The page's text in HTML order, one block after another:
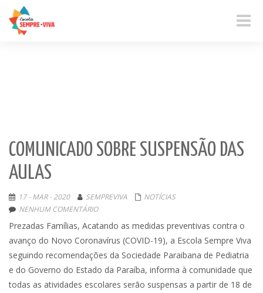
Toggle
COMUNICADO SOBRE SUSPENSÃO DAS
AULAS
17 - MAR - 2020 SEMPREVIVA
NOTÍCIAS
NENHUM COMENTÁRIO
Prezadas Famílias, Acatando as medidas preventivas contra o
avanço do Novo Coronavírus (COVID-19), a Escola Sempre Viva
seguindo recomendações da Sociedade Paraibana de Pediatria
e do Governo do Estado da Paraíba, informa à comunidade que
todas as atividades escolares serão suspensas a partir de 18 de